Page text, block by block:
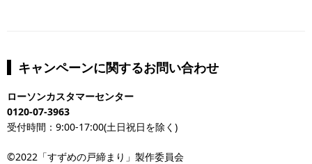
キャンペーンに関するお問い合わせ
ローソンカスタマーセンター
0120-07-3963
受付時間：9:00-17:00(土日祝日を除く)
©2022「すずめの戸締まり」製作委員会